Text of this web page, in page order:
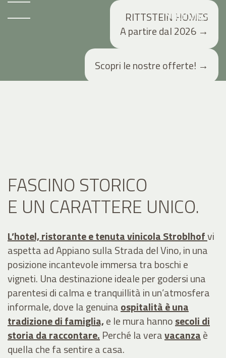
RITTSTEIN HOMES
A partire dal 2026 →
Scopri le nostre offerte! →
FASCINO STORICO
E UN CARATTERE UNICO.
L’hotel, ristorante e tenuta vinicola Stroblhofvi
aspetta ad Appiano sulla Strada del Vino, in una
posizione incantevole immersa tra boschi e
vigneti. Una destinazione ideale per godersi una
parentesi di calma e tranquillità in un’atmosfera
informale, dove la genuinaospitalità è una
tradizione difamiglia,e le mura hannosecoli di
storia da raccontare.Perché la veravacanzaè
quella che fa sentire a casa.